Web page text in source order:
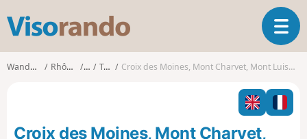
s
o
T
o
g
l
n
Wanderungen Rhône-Alpes Ain Torcieu Croix des Moines, Mont Charvet, Mont Luisandre und Allymes von Torcieu aus
Croix des Moines, Mont Charvet,